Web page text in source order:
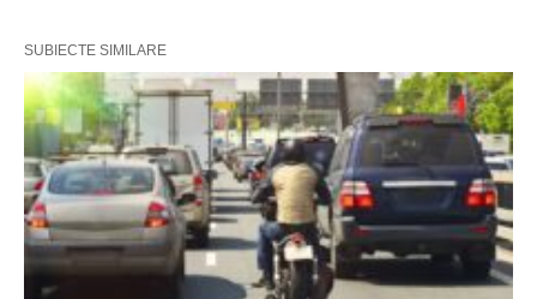
SUBIECTE SIMILARE